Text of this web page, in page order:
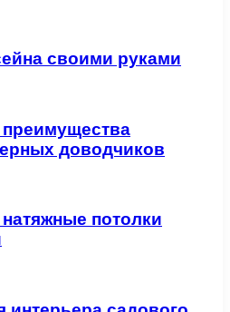
своими руками
доводчиков
потолки